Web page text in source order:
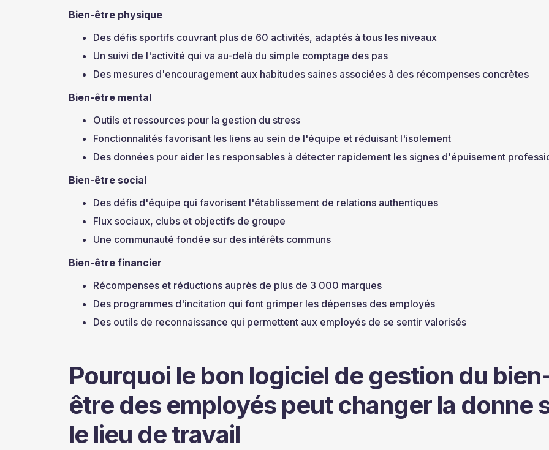
Bien-être physique
Des défis sportifs couvrant plus de 60 activités, adaptés à tous les niveaux
Un suivi de l'activité qui va au-delà du simple comptage des pas
Des mesures d'encouragement aux habitudes saines associées à des récompenses concrètes
Bien-être mental
Outils et ressources pour la gestion du stress
Fonctionnalités favorisant les liens au sein de l'équipe et réduisant l'isolement
Des données pour aider les responsables à détecter rapidement les signes d'épuisement
Bien-être social
Des défis d'équipe qui favorisent l'établissement de relations authentiques
Flux sociaux, clubs et objectifs de groupe
Une communauté fondée sur des intérêts communs
Bien-être financier
Récompenses et réductions auprès de plus de 3 000 marques
Des programmes d'incitation qui font grimper les dépenses des employés
Des outils de reconnaissance qui permettent aux employés de se sentir valorisés
Pourquoi le bon logiciel de gestion du
être des employés peut changer la donne
le lieu de travail